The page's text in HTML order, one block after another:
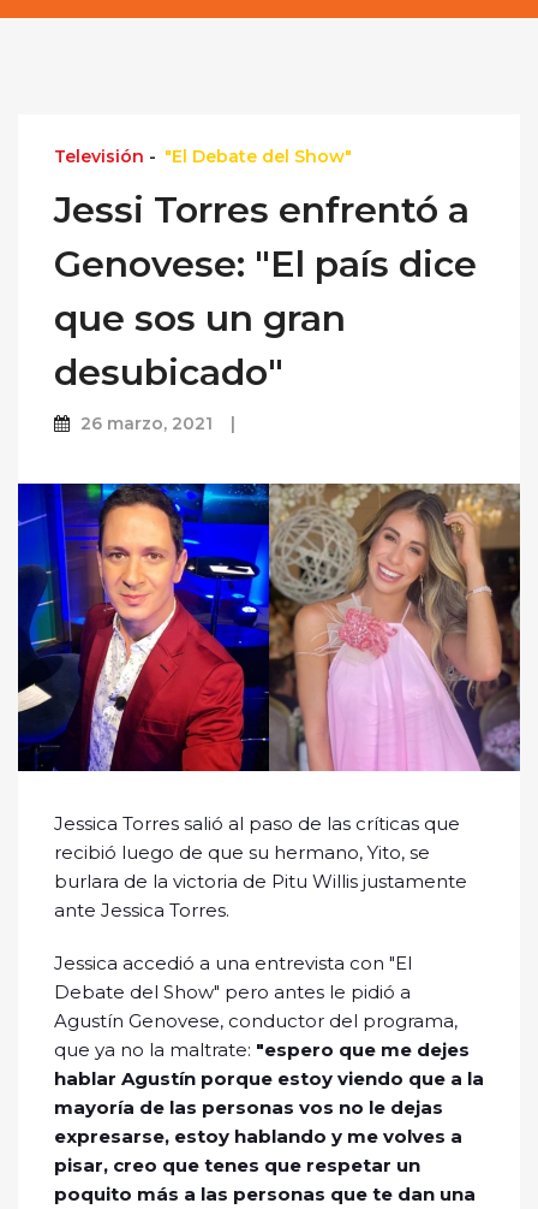
Televisión - "El Debate del Show"
Jessi Torres enfrentó a
Genovese: "El país dice
que sos un gran
desubicado"
26 marzo, 2021
Jessica Torres salió al paso de las críticas que
recibió luego de que su hermano, Yito, se
burlara de la victoria de Pitu Willis justamente
ante Jessica Torres.
Jessica accedió a una entrevista con "El
Debate del Show" pero antes le pidió a
Agustín Genovese, conductor del programa,
que ya no la maltrate: "espero que me dejes
hablar Agustín porque estoy viendo que a la
mayoría de las personas vos no le dejas
expresarse, estoy hablando y me volves a
pisar, creo que tenes que respetar un
poquito más a las personas que te dan una